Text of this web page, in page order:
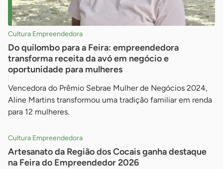
Cultura Empreendedora
Do quilombo para a Feira: empreendedora
transforma receita da avó em negócio e
oportunidade para mulheres
Vencedora do Prêmio Sebrae Mulher de Negócios 2024,
Aline Martins transformou uma tradição familiar em renda
para 12 mulheres.
Cultura Empreendedora
Artesanato da Região dos Cocais ganha destaque
na Feira do Empreendedor 2026